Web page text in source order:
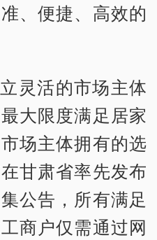
、便捷、高效的
灵活的市场主体
大限度满足居家
场主体拥有的选
甘肃省率先发布
公告，所有满足
商户仅需通过网